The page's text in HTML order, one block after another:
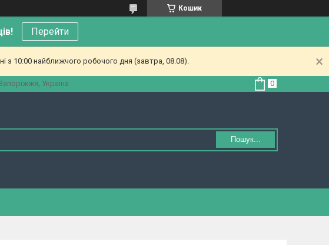
Кошик
Перейти
з 10:00 найближчого робочого дня (завтра, 08.08).
Україна
Пошук...